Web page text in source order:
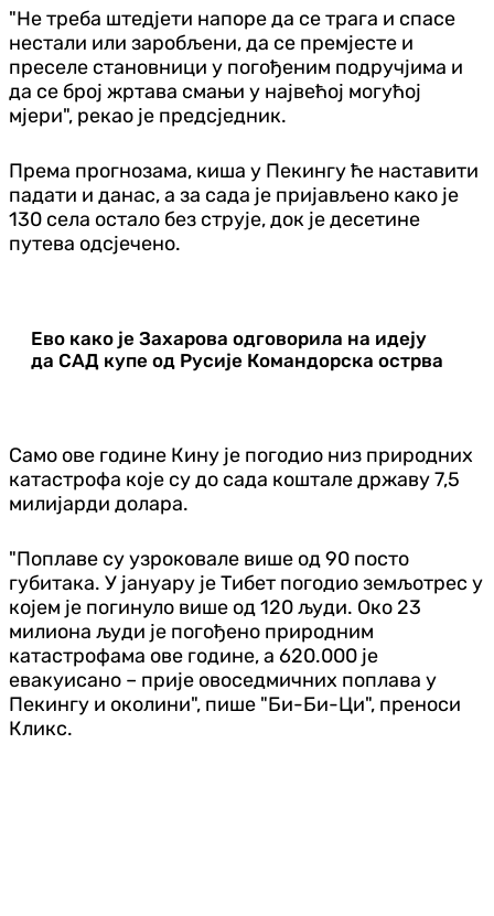
"Не треба штедјети напоре да се трага и спасе
нестали или заробљени, да се премјесте и
преселе становници у погођеним подручјима и
да се број жртава смањи у највећој могућој
мјери", рекао је предсједник.
Према прогнозама, киша у Пекингу ће наставити
падати и данас, а за сада је пријављено како је
130 села остало без струје, док је десетине
путева одсјечено.
Ево како је Захарова одговорила на идеју
да САД купе од Русије Командорска острва
Само ове године Кину је погодио низ природних
катастрофа које су до сада коштале државу 7,5
милијарди долара.
"Поплаве су узроковале више од 90 посто
губитака. У јануару је Тибет погодио земљотрес у
којем је погинуло више од 120 људи. Око 23
милиона људи је погођено природним
катастрофама ове године, а 620.000 је
евакуисано – прије овоседмичних поплава у
Пекингу и околини", пише "Би-Би-Ци", преноси
Кликс.